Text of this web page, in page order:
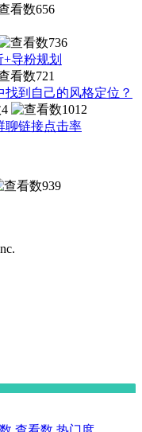
656
736
导粉规划
721
到自己的风格定位？
4
1012
聊链接点击率
939